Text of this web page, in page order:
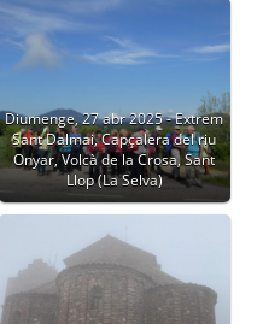
Diumenge, 27 abr 2025 - Extrem
Sant Dalmai, Capçalera del riu
Onyar, Volcà de la Crosa, Sant
Llop (La Selva)